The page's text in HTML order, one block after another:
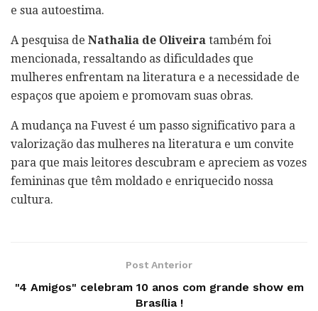
e sua autoestima.
A pesquisa de Nathalia de Oliveira também foi
mencionada, ressaltando as dificuldades que
mulheres enfrentam na literatura e a necessidade de
espaços que apoiem e promovam suas obras.
A mudança na Fuvest é um passo significativo para a
valorização das mulheres na literatura e um convite
para que mais leitores descubram e apreciem as vozes
femininas que têm moldado e enriquecido nossa
cultura.
Post Anterior
"4 Amigos" celebram 10 anos com grande show em
Brasília !